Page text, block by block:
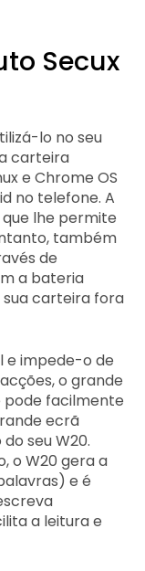
Secux
lo no seu
carteira
e Chrome OS
no telefone. A
lhe permite
também
de
a bateria
carteira fora
e impede-o de
o grande
pode facilmente
ecrã
seu W20.
o W20 gera a
e é
a leitura e